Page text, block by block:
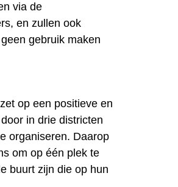
via de
en zullen ook
gebruik maken
op een positieve en
in drie districten
organiseren. Daarop
om op één plek te
buurt zijn die op hun